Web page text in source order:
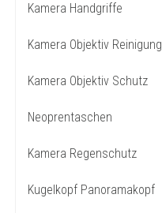
Kamera Handgriffe
Kamera Objektiv Reinigung
Kamera Objektiv Schutz
Neoprentaschen
Kamera Regenschutz
Kugelkopf Panoramakopf